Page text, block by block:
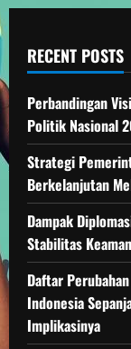
RECENT POSTS
Perbandingan
Politik Nasional
Strategi
Berkelanjutan
Dampak
Stabilitas
Daftar
Indonesia
Implikasinya